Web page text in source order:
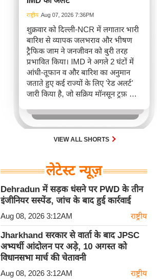
राष्ट्रीय Aug 07, 2026 7:36PM
शुक्रवार को दिल्ली-NCR में लगातार भारी
बारिश से व्यापक जलभराव और भीषण
ट्रैफिक जाम ने जनजीवन को बुरी तरह
प्रभावित किया। IMD ने अगले 2 घंटों में
आंधी-तूफान व और बारिश का अनुमान
जताते हुए कई राज्यों के लिए 'रेड अलर्ट'
जारी किया है, जो सक्रिय मॉनसून ट्रफ़ और
जिससे यातायात बाधित होने के साथ-साथ
सफदरजंग अस्पताल में भी जलभराव की
स्थिति बनी।VIEW ALL SHORTS
लेटेस्ट न्यूज़
Dehradun में सड़क धंसने पर PWD के तीन
इंजीनियर सस्पेंड, जांच के बाद हुई कार्रवाई
Aug 08, 2026 3:12AM राष्ट्रीय
Jharkhand सरकार से वार्ता के बाद JPSC
अभ्यर्थी आंदोलन पर अड़े, 10 अगस्त को
विधानसभा मार्च की चेतावनी
Aug 08, 2026 3:12AM राष्ट्रीय